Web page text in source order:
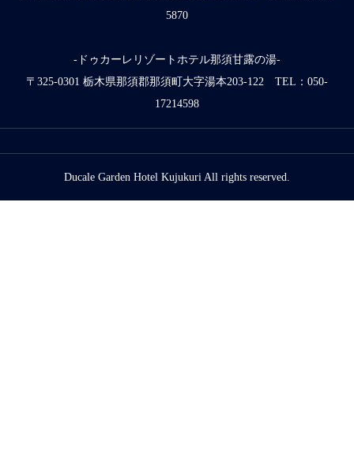
5870
-ドゥカーレリゾートホテル那須甘露の湯-
〒325-0301 栃木県那須郡那須町大字湯本203-122 TEL：050-
17214598
Ducale Garden Hotel Kujukuri All rights reserved.